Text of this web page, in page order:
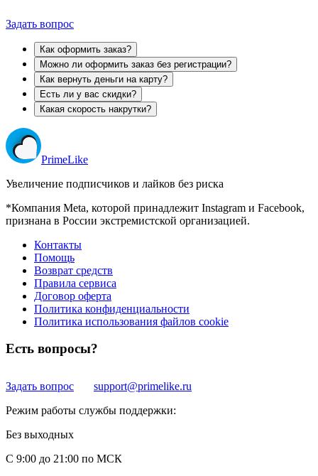
Задать вопрос
Как оформить заказ?
Можно ли оформить заказ без регистрации?
Как вернуть деньги на карту?
Есть ли у вас скидки?
Какая скорость накрутки?
PrimeLike
Увеличение подписчиков и лайков без риска
*Компания Meta, которой принадлежит Instagram и Facebook,
признана в России экстремистской организацией.
Контакты
Помощь
Возврат средств
Правила сервиса
Договор оферта
Политика конфиденциальности
Политика использования файлов cookie
Есть вопросы?
Задать вопрос
support@primelike.ru
Режим работы службы поддержки:
Без выходных
С 9:00 до 21:00 по МСК